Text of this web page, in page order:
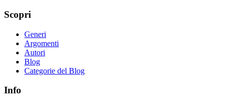
Scopri
Generi
Argomenti
Autori
Blog
Categorie del Blog
Info